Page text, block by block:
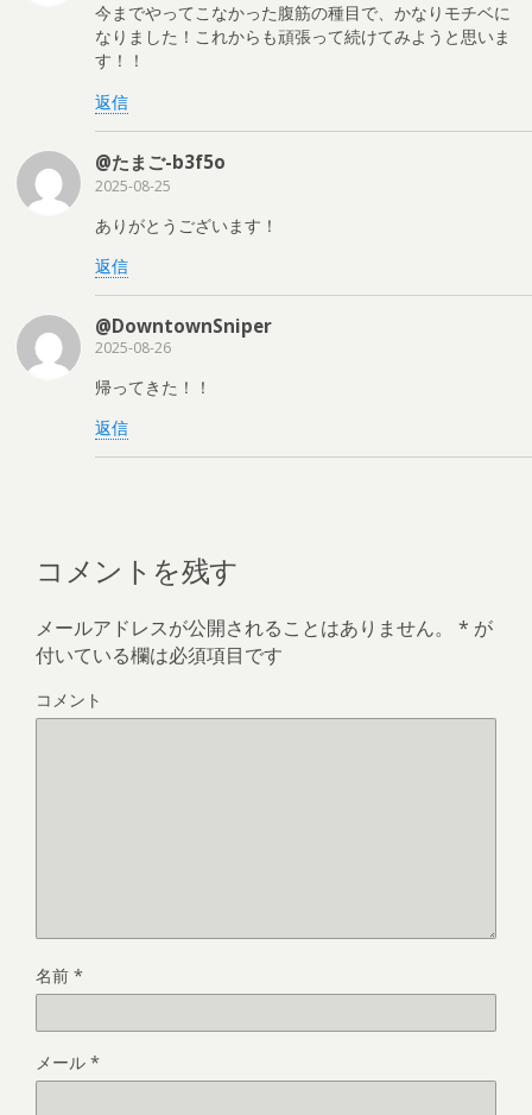
今までやってこなかった腹筋の種目で、かなりモチベに
なりました！これからも頑張って続けてみようと思いま
す！！
返信
@たまご-b3f5o
2025-08-25
ありがとうございます！
返信
@DowntownSniper
2025-08-26
帰ってきた！！
返信
コメントを残す
メールアドレスが公開されることはありません。 * が
付いている欄は必須項目です
コメント
名前 *
メール *